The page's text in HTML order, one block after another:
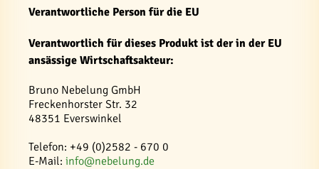
Verantwortliche Person für die EU
Verantwortlich für dieses Produkt ist der in der EU
ansässige Wirtschaftsakteur:
Bruno Nebelung GmbH
Freckenhorster Str. 32
48351 Everswinkel
Telefon: +49 (0)2582 - 670 0
E-Mail: info@nebelung.de